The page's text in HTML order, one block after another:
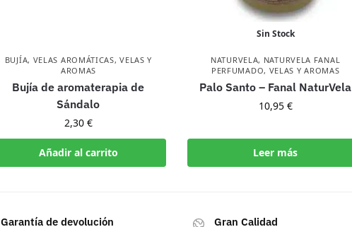
BUJÍA, VELAS AROMÁTICAS,VELAS Y
AROMAS
Bujía de aromaterapia de
Sándalo
2,30 €
Añadir al carrito
Sin Stock
NATURVELA, NATURVELA FANAL
PERFUMADO, VELAS Y AROMAS
Palo Santo – Fanal NaturVela
10,95 €
Leer más
Garantía de devolución
Gran Calidad